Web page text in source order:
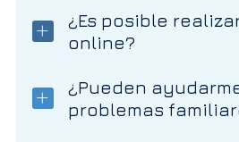
¿Es posible
online?
¿Pueden
problemas